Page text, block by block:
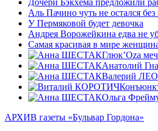
Аль Пачино чуть не остался без
У Пермяковой будет девочка
Андрея Ворожейкина едва не
Самая красивая в мире
Глюк’Oza
Анатолий
Валерий
Ольга
АРХИВ газеты «Бульвар Гордона»